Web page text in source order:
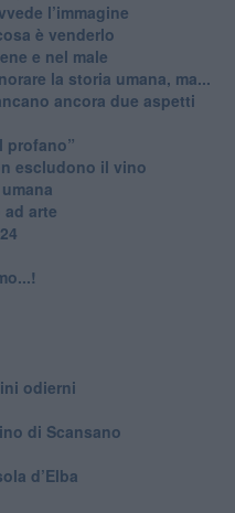
l’immagine
è venderlo
e nel male
la storia umana, ma...
ancora due aspetti
profano”
escludono il vino
arte
odierni
di Scansano
d’Elba